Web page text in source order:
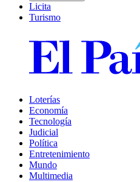
Licita
Turismo
Loterías
Economía
Tecnología
Judicial
Política
Entretenimiento
Mundo
Multimedia